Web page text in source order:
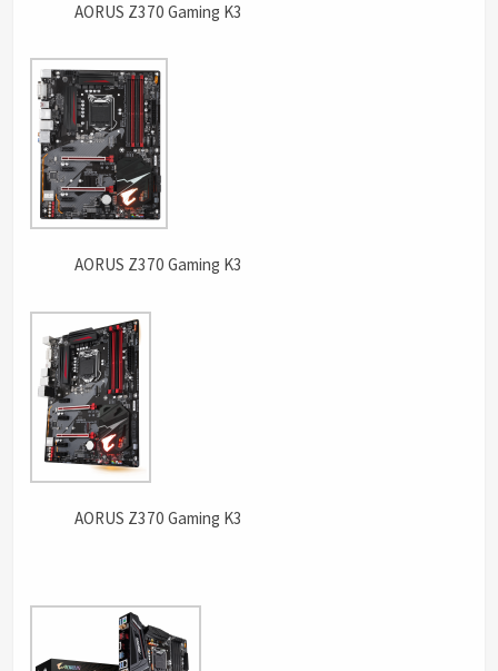
AORUS Z370 Gaming K3
AORUS Z370 Gaming K3
AORUS Z370 Gaming K3